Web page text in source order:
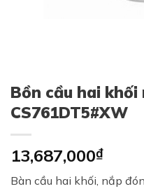
Bồn cầu hai khối
CS761DT5#XW
13,687,000₫
Bàn cầu hai khối, nắp